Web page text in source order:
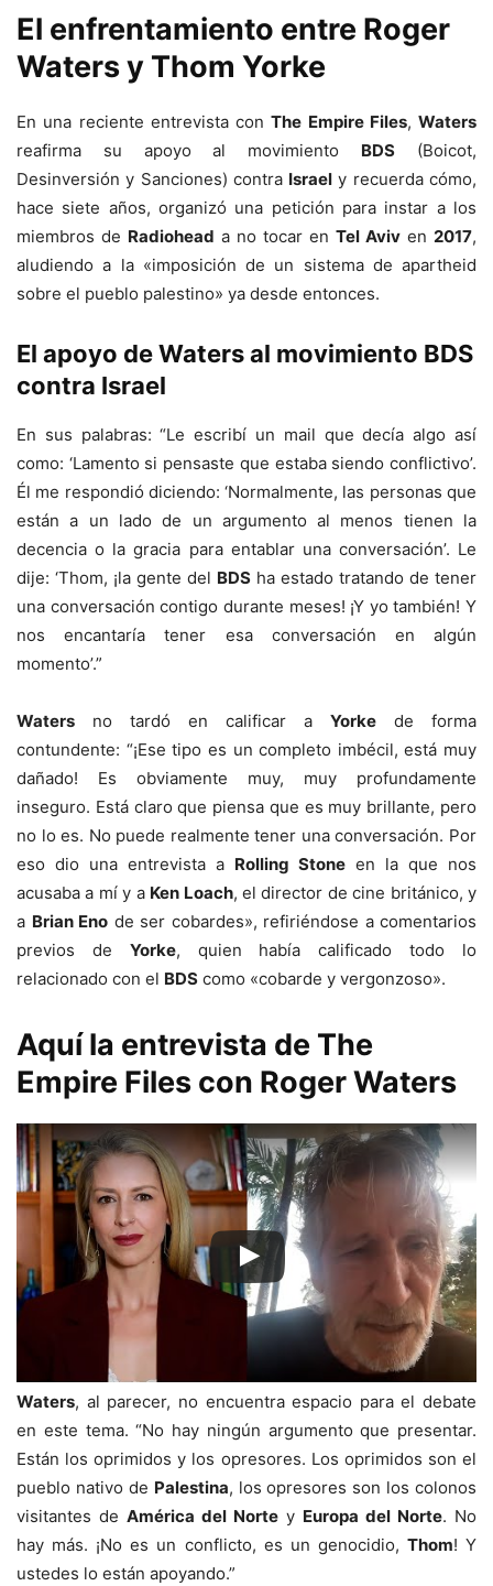
El enfrentamiento entre Roger
Waters y Thom Yorke
En una reciente entrevista conThe Empire Files, Waters
reafirma su apoyo al movimiento BDS (Boicot,
Desinversión y Sanciones) contra Israel y recuerda cómo,
hace siete años, organizó una petición para instar a los
miembros de Radiohead a no tocar en Tel Aviv en 2017,
aludiendo a la «imposición de un sistema de apartheid
sobre el pueblo palestino» ya desde entonces.
El apoyo de Waters al movimiento BDS
contra Israel
En sus palabras: “Le escribí un mail que decía algo así
como: ‘Lamento si pensaste que estaba siendo conflictivo’.
Él me respondió diciendo: ‘Normalmente, las personas que
están a un lado de un argumento al menos tienen la
decencia o la gracia para entablar una conversación’. Le
dije: ‘Thom, ¡la gente del BDS ha estado tratando de tener
una conversación contigo durante meses! ¡Y yo también! Y
nos encantaría tener esa conversación en algún
momento’.”
Waters no tardó en calificar a Yorke de forma
contundente: “¡Ese tipo es un completo imbécil, está muy
dañado! Es obviamente muy, muy profundamente
inseguro. Está claro que piensa que es muy brillante, pero
no lo es. No puede realmente tener una conversación. Por
eso dio una entrevista a Rolling Stone en la que nos
acusaba a mí y a Ken Loach, el director de cine británico, y
a Brian Eno de ser cobardes», refiriéndose a comentarios
previos de Yorke, quien había calificado todo lo
relacionado con el BDS como «cobarde y vergonzoso».
Aquí la entrevista de The
Empire Files con Roger Waters
Waters, al parecer, no encuentra espacio para el debate
en este tema. “No hay ningún argumento que presentar.
Están los oprimidos y los opresores. Los oprimidos son el
pueblo nativo de Palestina, los opresores son los colonos
visitantes de América del Norte y Europa del Norte. No
hay más. ¡No es un conflicto, es un genocidio, Thom! Y
ustedes lo están apoyando.”